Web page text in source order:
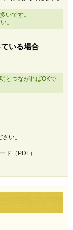
いです。
。
いる場合
とつながればOKで
い。
ド（PDF）